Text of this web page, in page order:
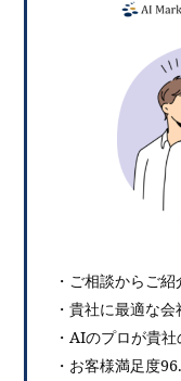
・ご相談からご
・貴社に最適な
・AIのプロが貴
・お客様満足度